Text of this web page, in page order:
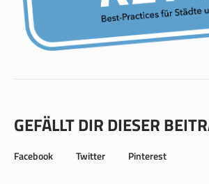
GEFÄLLT DIR DIESER
Facebook Twitter Pinterest